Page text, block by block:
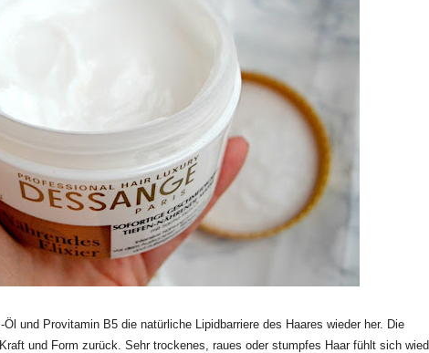
und Provitamin B5 die natürliche Lipidbarriere des Haares wieder her. Die
und Form zurück. Sehr trockenes, raues oder stumpfes Haar fühlt sich